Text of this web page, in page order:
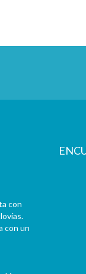
con
con un